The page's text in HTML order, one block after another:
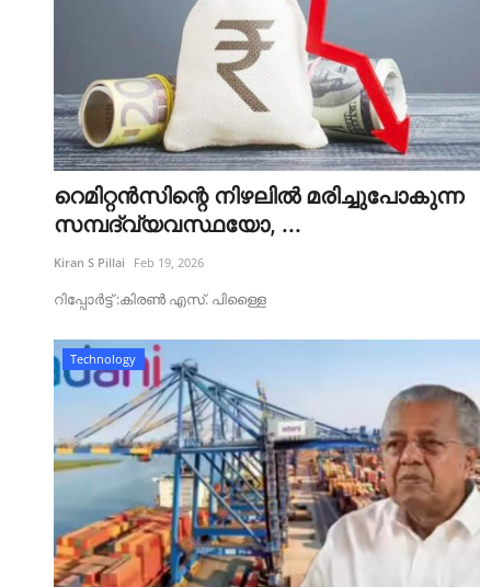
റെമിറ്റൻസിന്റെ നിഴലിൽ മരിച്ചുപോകുന്ന
സമ്പദ്‌വ്യവസ്ഥയോ, ...
Kiran S Pillai Feb 19, 2026
റിപ്പോർട്ട്‌ :കിരൺ എസ്. പിള്ളൈ
Technology